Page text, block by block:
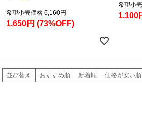
希望小売価格 6,160円
1,650円 (73%OFF)
希望小
1,100
並び替え おすすめ順 新着順 価格が安い順